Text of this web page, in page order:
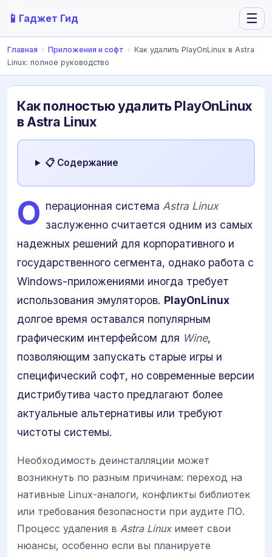
📱 Гаджет Гид ☰
Главная › Приложения и софт › Как удалить PlayOnLinux в Astra
Linux: полное руководство
Как полностью удалить PlayOnLinux
в Astra Linux
📋 Содержание
О перационная система Astra Linux
заслуженно считается одним из самых
надежных решений для корпоративного и
государственного сегмента, однако работа с
Windows-приложениями иногда требует
использования эмуляторов. PlayOnLinux
долгое время оставался популярным
графическим интерфейсом для Wine,
позволяющим запускать старые игры и
специфический софт, но современные версии
дистрибутива часто предлагают более
актуальные альтернативы или требуют
чистоты системы.
Необходимость деинсталляции может
возникнуть по разным причинам: переход на
нативные Linux-аналоги, конфликты библиотек
или требования безопасности при аудите ПО.
Процесс удаления в Astra Linuxимеет свои
нюансы, особенно если вы планируете